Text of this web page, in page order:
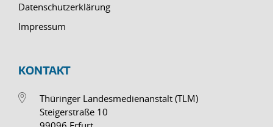
Datenschutzerklärung
Impressum
KONTAKT
Thüringer Landesmedienanstalt (TLM)
Steigerstraße 10